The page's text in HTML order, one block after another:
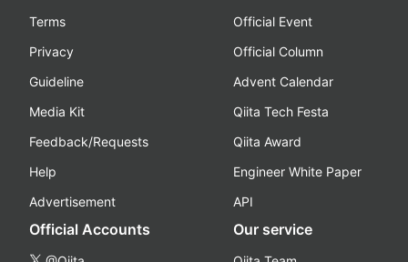
Terms
Privacy
Guideline
Media Kit
Feedback/Requests
Help
Advertisement
Official Event
Official Column
Advent Calendar
Qiita Tech Festa
Qiita Award
Engineer White Paper
API
Official Accounts Our service